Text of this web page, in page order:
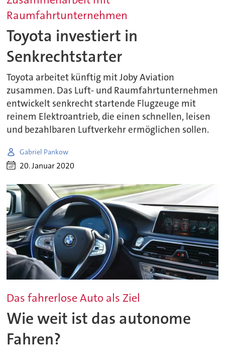
Raumfahrtunternehmen
Toyota investiert in
Senkrechtstarter
Toyota arbeitet künftig mit Joby Aviation
zusammen. Das Luft- und Raumfahrtunternehmen
entwickelt senkrecht startende Flugzeuge mit
reinem Elektroantrieb, die einen schnellen, leisen
und bezahlbaren Luftverkehr ermöglichen sollen.
Gabriel Pankow
20. Januar 2020
Das fahrerlose Auto als Ziel
Wie weit ist das autonome
Fahren?